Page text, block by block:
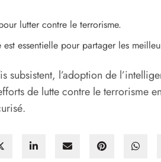
lutter contre le terrorisme.
essentielle pour partager les
subsistent, l’adoption de
de lutte contre le terrorisme